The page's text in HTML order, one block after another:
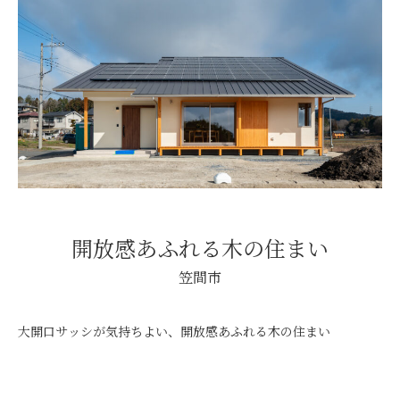
開放感あふれる木の住まい
笠間市
大開口サッシが気持ちよい、開放感あふれる木の住まい